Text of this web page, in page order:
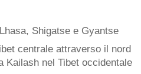
Shigatse e Gyantse
centrale attraverso il nord
Kailash nel Tibet occidentale